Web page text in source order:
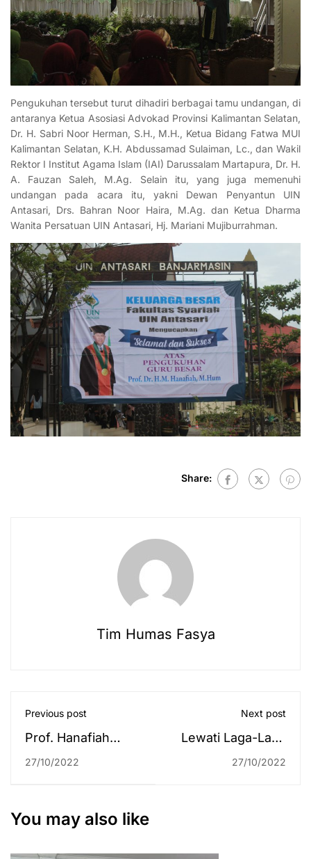
Pengukuhan tersebut turut dihadiri berbagai tamu undangan, di
antaranya Ketua Asosiasi Advokad Provinsi Kalimantan Selatan,
Dr. H. Sabri Noor Herman, S.H., M.H., Ketua Bidang Fatwa MUI
Kalimantan Selatan, K.H. Abdussamad Sulaiman, Lc., dan Wakil
Rektor I Institut Agama Islam (IAI) Darussalam Martapura, Dr. H.
A. Fauzan Saleh, M.Ag. Selain itu, yang juga memenuhi
undangan pada acara itu, yakni Dewan Penyantun UIN
Antasari, Drs. Bahran Noor Haira, M.Ag. dan Ketua Dharma
Wanita Persatuan UIN Antasari, Hj. Mariani Mujiburrahman.
Share:
Tim Humas Fasya
Previous post
Prof. Hanafiah
Guru Besar Baru
Lagi
27/10/2022
Next post
Lewati Laga-Laga
Seru, Kontingen
27/10/2022
You may also like